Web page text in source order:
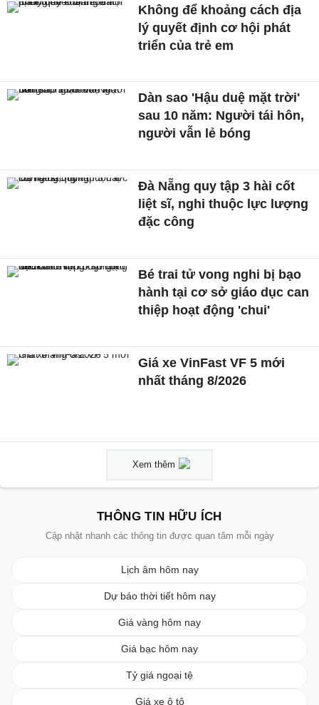
Không để khoảng cách địa
lý quyết định cơ hội phát
triển của trẻ em
Dàn sao 'Hậu duệ mặt trời'
sau 10 năm: Người tái hôn,
người vẫn lẻ bóng
Đà Nẵng quy tập 3 hài cốt
liệt sĩ, nghi thuộc lực lượng
đặc công
Bé trai tử vong nghi bị bạo
hành tại cơ sở giáo dục can
thiệp hoạt động 'chui'
Giá xe VinFast VF 5 mới
nhất tháng 8/2026
Xem thêm
THÔNG TIN HỮU ÍCH
Cập nhật nhanh các thông tin được quan tâm mỗi ngày
Lịch âm hôm nay
Dự báo thời tiết hôm nay
Giá vàng hôm nay
Giá bạc hôm nay
Tỷ giá ngoại tệ
Giá xe ô tô